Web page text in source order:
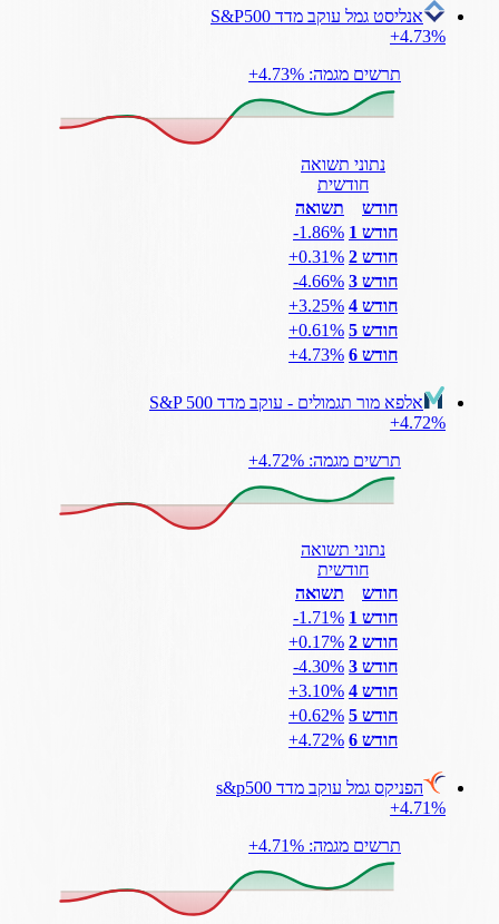
אנליסט גמל עוקב מדד S&P500
‎+4.73%
תרשים מגמה: ‎+4.73%
נתוני תשואה
חודשית
חודש
תשואה
חודש 1
‎-1.86%
חודש 2
‎+0.31%
חודש 3
‎-4.66%
חודש 4
‎+3.25%
חודש 5
‎+0.61%
חודש 6
‎+4.73%
אלפא מור תגמולים - עוקב מדד S&P 500
‎+4.72%
תרשים מגמה: ‎+4.72%
נתוני תשואה
חודשית
חודש
תשואה
חודש 1
‎-1.71%
חודש 2
‎+0.17%
חודש 3
‎-4.30%
חודש 4
‎+3.10%
חודש 5
‎+0.62%
חודש 6
‎+4.72%
הפניקס גמל עוקב מדד s&p500
‎+4.71%
תרשים מגמה: ‎+4.71%